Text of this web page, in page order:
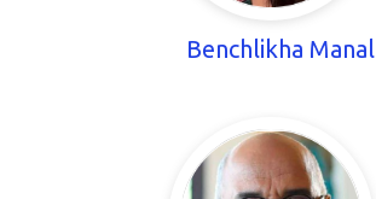
Benchlikha Manal